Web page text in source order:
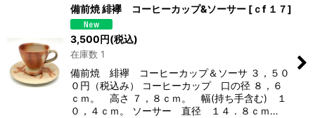
絞り込む
備前焼 緋襷 コーヒーカップ&ソーサー [ ｃf １７]
3,500円(税込)
在庫数 1
備前焼 緋襷 コーヒーカップ＆ソーサ ３，５０
０円（税込み） コーヒーカップ 口の径 ８，６
ｃｍ。 高さ ７，８ｃｍ。 幅(持ち手含む) １
０，４ｃｍ。 ソーサー 直径 １４．８ｃｍ…